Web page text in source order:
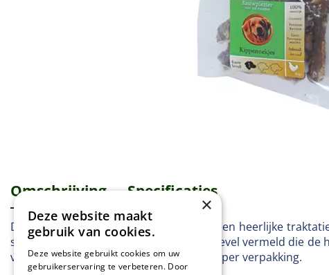
Omschrijving Specificaties
Deze kippennekjes zijn gerookt en zijn een heerlijke
staat er op iedere verpakking een kauwlevel vermeld die
voor pups en oudere honden. 200 gram per verpakking.
×
Deze website maakt
gebruik van cookies.
Deze website gebruikt cookies om uw
gebruikerservaring te verbeteren. Door